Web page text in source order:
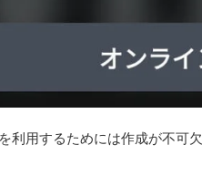
利用するためには作成が不可